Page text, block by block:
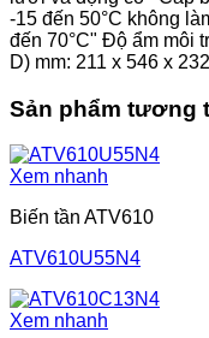
-15 đến 50°C không
đến 70°C" Độ ẩm môi
D) mm: 211 x 546 x
Sản phẩm tương
Xem nhanh
Biến tần ATV610
ATV610U55N4
Xem nhanh